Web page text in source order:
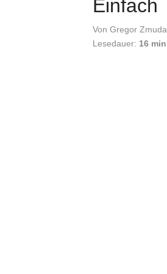
Einfach
Von Gregor Zmuda
Lesedauer: 16 min